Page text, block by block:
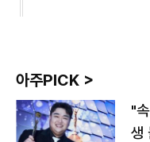
아주PICK >
"
생